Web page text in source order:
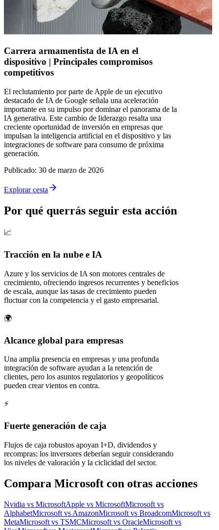
Carrera armamentista de IA en el
dispositivo | Principales compromisos
competitivos
El reclutamiento por parte de Apple de un ejecutivo
destacado de IA de Google señala una aceleración
importante en su impulso por dominar el panorama de la
IA generativa. Este cambio de liderazgo resalta una
creciente oportunidad de inversión en empresas que
impulsan la inteligencia artificial en el dispositivo y las
integraciones de software para consumo de próxima
generación.
Publicado: 30 de marzo de 2026
Explorar cesta
Por qué querrás seguir esta acción
📈
Tracción en la nube e IA
Azure y los servicios de IA son motores centrales de
crecimiento, ofreciendo ingresos recurrentes y beneficios
de escala, aunque las tasas de crecimiento pueden
fluctuar con la competencia y el gasto empresarial.
🌍
Alcance global para empresas
Una amplia presencia en empresas y una profunda
integración de software ayudan a la retención de
clientes, pero los asuntos regulatorios y geopolíticos
pueden crear vientos en contra.
⚡
Fuerte generación de caja
Flujos de caja robustos apoyan I+D, dividendos y
recompras; los inversores deberían seguir considerando
los niveles de valoración y la ciclicidad del sector.
Compara Microsoft con otras acciones
Nvidia vs MicrosoftApple vs MicrosoftMicrosoft vs
AlphabetMicrosoft vs AmazonMicrosoft vs BroadcomMicrosoft vs
MetaMicrosoft vs TSMCMicrosoft vs OracleMicrosoft vs